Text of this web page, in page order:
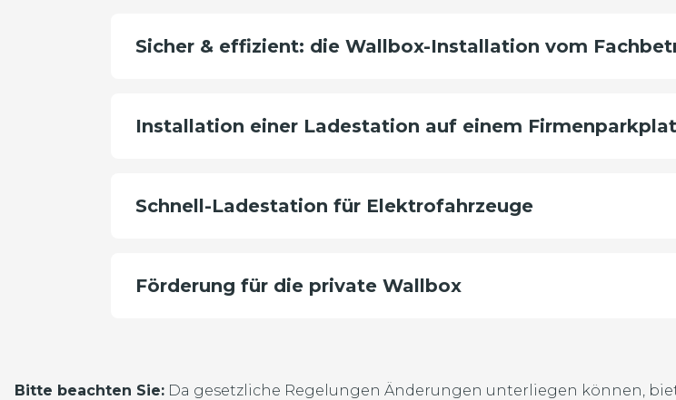
Sicher & effizient: die Wallbox-Installation vom
Installation einer Ladestation auf einem
Schnell-Ladestation für Elektrofahrzeuge
Förderung für die private Wallbox
Bitte beachten Sie: Da gesetzliche Regelungen Änderungen unterliegen können,